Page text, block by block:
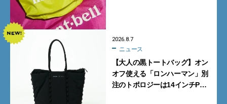
2026.8.7
ニュース
【大人の黒トートバッグ】オン
オフ使える「ロンハーマン」別
注のトポロジーは14インチPC